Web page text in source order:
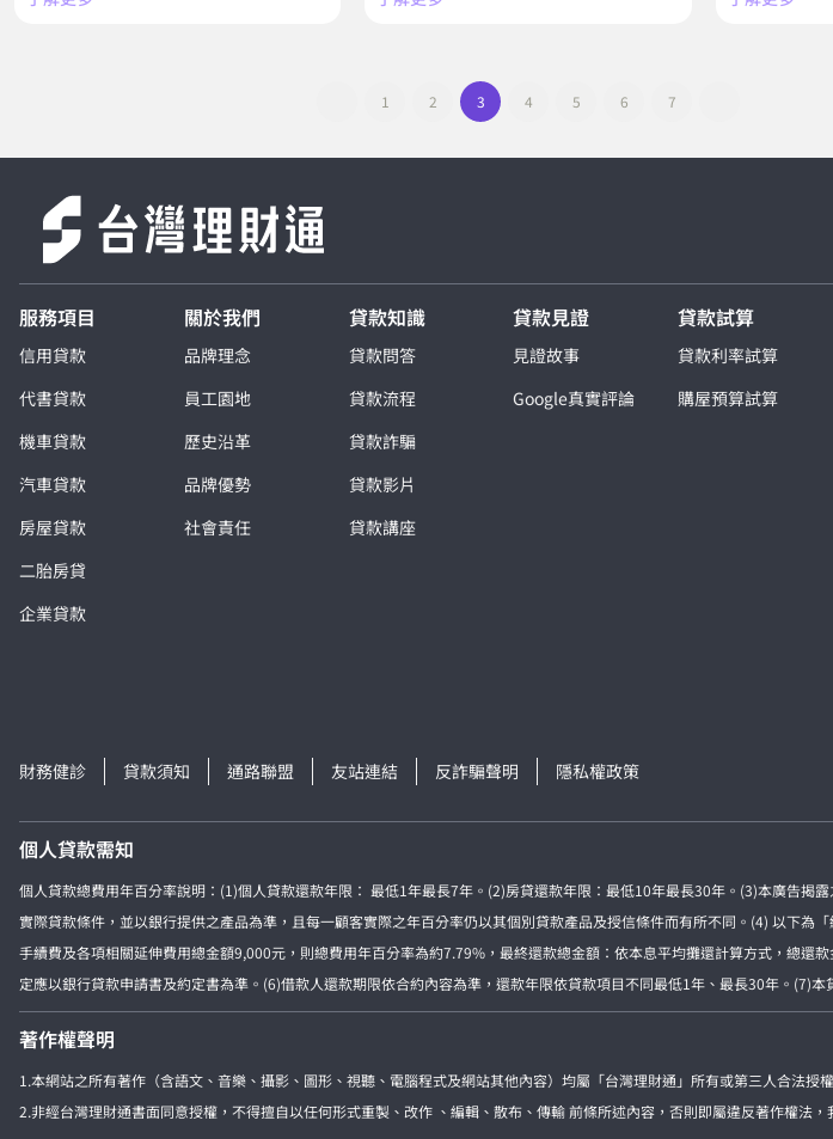
1 2 3 4 5 6 7
服務項目
信用貸款
代書貸款
機車貸款
汽車貸款
房屋貸款
二胎房貸
企業貸款
關於我們
品牌理念
員工園地
歷史沿革
品牌優勢
社會責任
貸款知識
貸款問答
貸款流程
貸款詐騙
貸款影片
貸款講座
貸款見證
見證故事
Google真實評論
貸款試算
貸款利率試算
購屋預算試算
財務健診
貸款須知 通路聯盟 友站連結 反詐騙聲明 隱私權政策
個人貸款需知
個人貸款總費用年百分率說明：(1)個人貸款還款年限： 最低1年最長7年。(2)房貸還款年限：最低10年最長30年。(3)本廣告
實際貸款條件，並以銀行提供之產品為準，且每一顧客實際之年百分率仍以其個別貸款產品及授信條件而有所不同。(4) 以下
手續費及各項相關延伸費用總金額9,000元，則總費用年百分率為約7.79%，最終還款總金額：依本息平均攤還計算方式，總
定應以銀行貸款申請書及約定書為準。(6)借款人還款期限依合約內容為準，還款年限依貸款項目不同最低1年、最長30年。(7)
著作權聲明
1.本網站之所有著作（含語文、音樂、攝影、圖形、視聽、電腦程式及網站其他內容）均屬「台灣理財通」所有或第三人合法授
2.非經台灣理財通書面同意授權，不得擅自以任何形式重製、改作 、編輯、散布、傳輸 前條所述內容，否則即屬違反著作權法